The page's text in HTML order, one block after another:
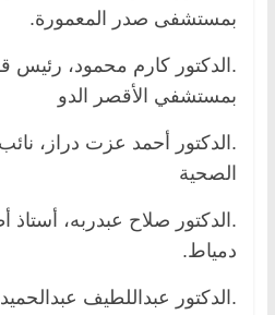
بمستشفى صدر المعمورة.
.الدكتور كارم محمود، رئيس
بمستشفي الأقصر الدو
.الدكتور أحمد عزت دراز،
الصحية
.الدكتور صلاح عبدربه،
دمياط.
.الدكتور عبداللطيف